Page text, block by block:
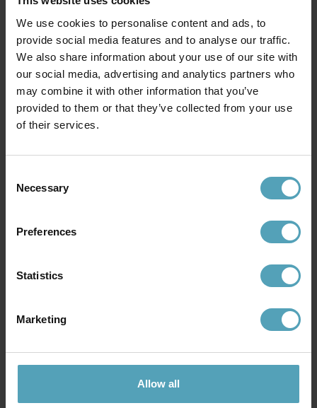
We use cookies to personalise content and ads, to
provide social media features and to analyse our traffic.
We also share information about your use of our site with
our social media, advertising and analytics partners who
may combine it with other information that you’ve
provided to them or that they’ve collected from your use
of their services.
Selection
Necessary
Preferences
Statistics
Marketing
Allow all
Chateau Ø60 taklampa